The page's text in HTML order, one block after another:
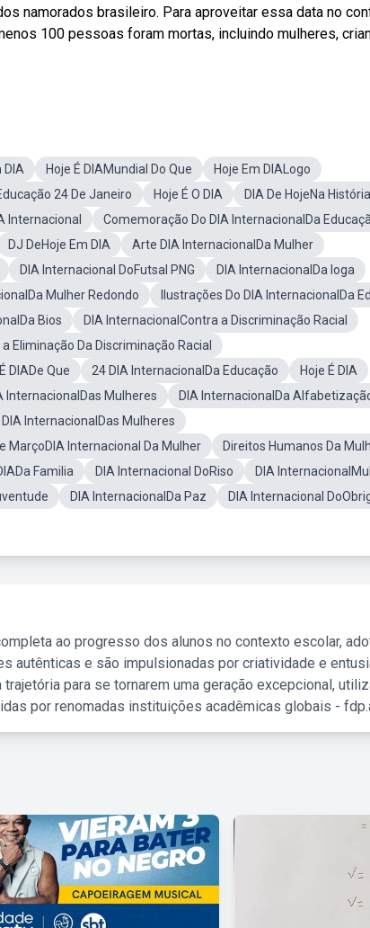
namorados brasileiro. Para aproveitar essa data no
100 pessoas foram mortas, incluindo mulheres,
DIA Hoje É DIAMundial Do Que
Hoje Em DIALogo
24 De Janeiro Hoje É O DIA
DIA De HojeNa História
Internacional
Comemoração Do DIA InternacionalDa
DJ DeHoje Em DIA
Arte DIA InternacionalDa Mulher
DIA Internacional DoFutsal PNG
DIA InternacionalDa Ioga
Mulher Redondo
Ilustrações Do DIA InternacionalDa
Bios
DIA InternacionalContra a Discriminação Racial
Eliminação Da Discriminação Racial
DIADe Que 24 DIA InternacionalDa Educação
Hoje É DIA
InternacionalDas Mulheres
DIA InternacionalDa
DIA InternacionalDas Mulheres
MarçoDIA Internacional Da Mulher
Direitos Humanos Da
Familia DIA Internacional DoRiso
DIA
DIA InternacionalDa Paz
DIA Internacional
ao progresso dos alunos no contexto escolar,
autênticas e são impulsionadas por criatividade e
para se tornarem uma geração excepcional,
por renomadas instituições acadêmicas globais -